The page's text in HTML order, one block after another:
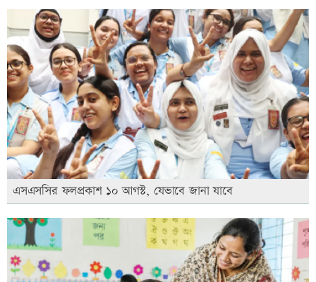
এসএসসির ফলপ্রকাশ ১০ আগস্ট, যেভাবে জানা যাবে